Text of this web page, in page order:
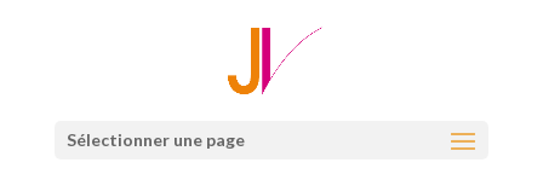
Sélectionner une page